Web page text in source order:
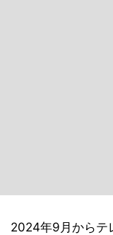
2024年9月からテ